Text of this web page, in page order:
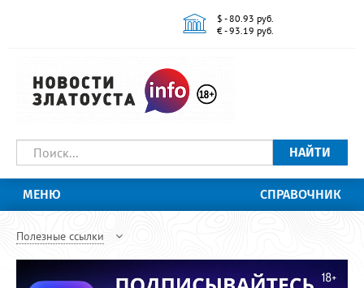
$ - 80.93 руб.
€ - 93.19 руб.
НАЙТИ
МЕНЮ СПРАВОЧНИК
Полезные ссылки